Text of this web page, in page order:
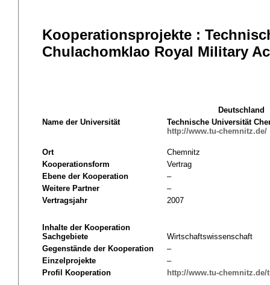
Kooperationsprojekte :
Chulachomklao Royal Military
Deutschland
Name der Universität
Technische Universität
http://www.tu-chemnitz.de/
Ort
Chemnitz
Kooperationsform
Vertrag
Ebene der Kooperation
–
Weitere Partner
–
Vertragsjahr
2007
Inhalte der Kooperation
Sachgebiete
Wirtschaftswissenschaft
Gegenstände der Kooperation
–
Einzelprojekte
–
Profil Kooperation
http://www.tu-chemnitz.de/